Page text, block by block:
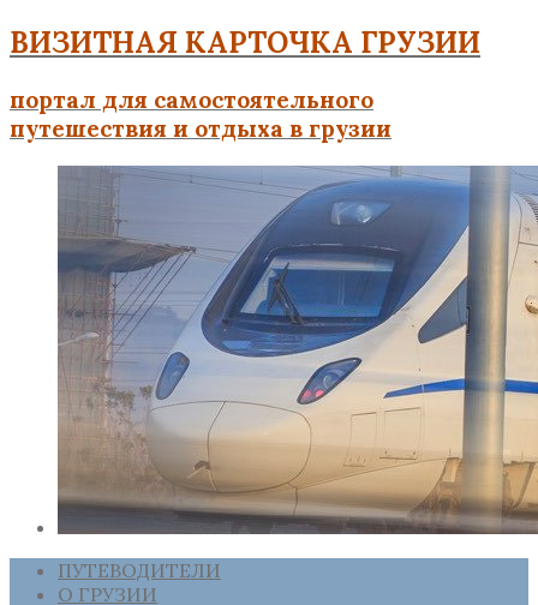
ВИЗИТНАЯ КАРТОЧКА ГРУЗИИ
портал для самостоятельного
путешествия и отдыха в грузии
ПУТЕВОДИТЕЛИ
О ГРУЗИИ